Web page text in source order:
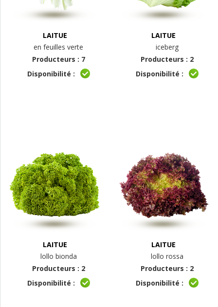
LAITUE
en feuilles verte
Producteurs : 7
Disponibilité :
LAITUE
iceberg
Producteurs : 2
Disponibilité :
LAITUE
lollo bionda
Producteurs : 2
Disponibilité :
LAITUE
lollo rossa
Producteurs : 2
Disponibilité :